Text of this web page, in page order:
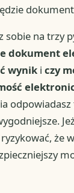
sobie na trzy
dokument
wynik iczy
że